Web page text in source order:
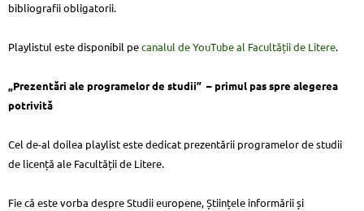
bibliografii obligatorii.
Playlistul este disponibil pecanalul de YouTube al Facultății de Litere.
„Prezentări ale programelor de studii” – primul pas spre alegerea
potrivită
Cel de-al doilea playlist este dedicat prezentării programelor de studii
de licență ale Facultății de Litere.
Fie că este vorba despre Studii europene, Științele informării și